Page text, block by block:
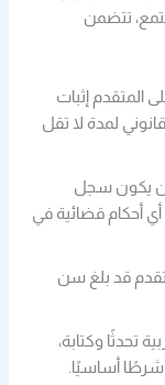
تتضمن
المتقدم إثبات
لمدة لا تقل
يكون سجل
أي أحكام قضائية في
قد بلغ سن
تحدثًا وكتابة،
شرطًا أساسيًا.